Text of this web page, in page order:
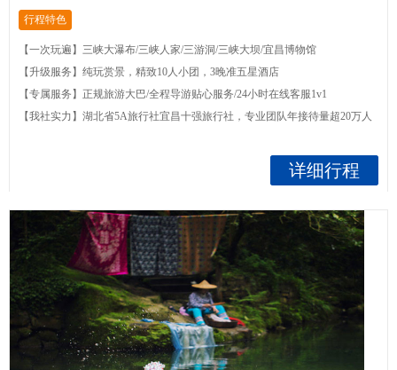
行程特色
【一次玩遍】三峡大瀑布/三峡人家/三游洞/三峡大坝/宜昌博物馆
【升级服务】纯玩赏景，精致10人小团，3晚准五星酒店
【专属服务】正规旅游大巴/全程导游贴心服务/24小时在线客服1v1
【我社实力】湖北省5A旅行社宜昌十强旅行社，专业团队年接待量超20万人
详细行程